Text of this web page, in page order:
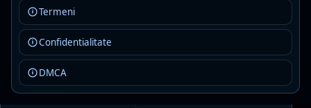
Termeni
Confidentialitate
DMCA
Rock Fm Ballads
AAC · 80 kbps
Live
ballads classic rock
rock
Asculta
Detalii